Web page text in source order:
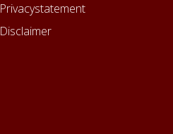
Privacystatement
Disclaimer